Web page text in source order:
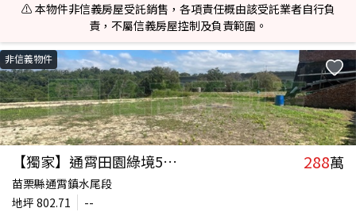
⚠️ 本物件非信義房屋受託銷售，各項責任概由該受託業者自行負
責，不屬信義房屋控制及負責範圍。
非信義物件
【獨家】通霄田園綠境511 288萬
苗栗縣通霄鎮水尾段
地坪 802.71
--